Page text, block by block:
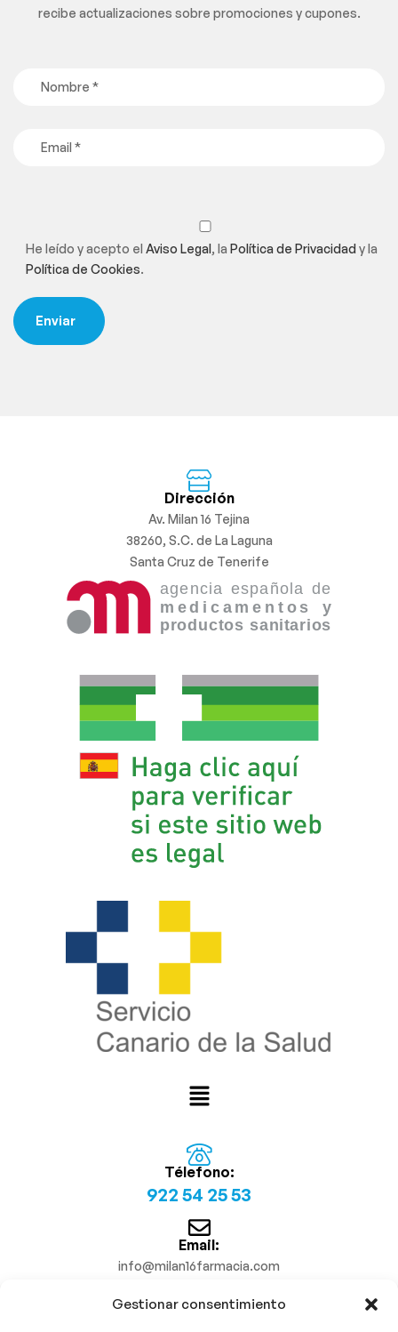
Gestionar consentimiento
recibe actualizaciones sobre promociones y cupones.
He leído y acepto el Aviso Legal, la Política de Privacidady la
Política de Cookies.
Dirección
Av. Milan 16 Tejina
38260, S.C. de La Laguna
Santa Cruz de Tenerife
Télefono:
922 54 25 53
Email:
info@milan16farmacia.com
¡Síguenos!